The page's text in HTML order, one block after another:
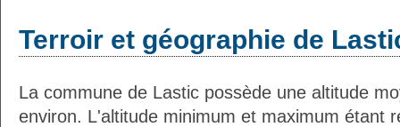
Terroir et géographie de
La commune de Lastic possède une altitude
environ. L'altitude minimum et maximum étant